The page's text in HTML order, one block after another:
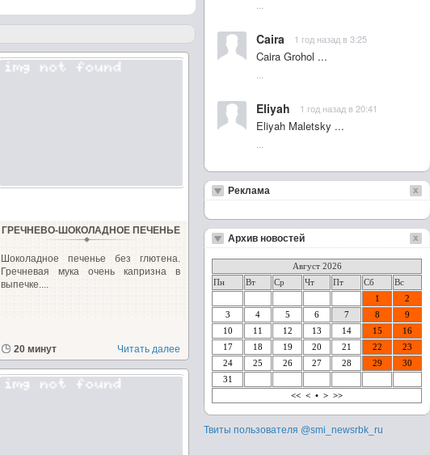
ГРЕЧНЕВО-ШОКОЛАДНОЕ ПЕЧЕНЬЕ
Шоколадное печенье без глютена.
Гречневая мука очень капризна в
выпечке....
20 минут Читать далее
Caira 1 год назад в 3:25
Caira Grohol ...
Eliyah 1 год назад в 20:41
Eliyah Maletsky ...
Реклама
Архив новостей
Август 2026
Пн
Вт Ср Чт Пт Сб
Вс
1
2
3
4 5 6 7 8
9
10
11 12 13 14 15
16
17
18 19 20 21 22
23
24
25 26 27 28 29
30
31
<< < • > >>
Твиты пользователя @smi_newsrbk_ru